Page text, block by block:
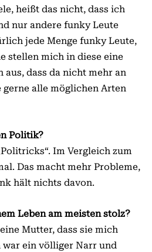
heißt das nicht, dass ich
nur andere funky Leute
jede Menge funky Leute,
stellen mich in diese eine
aus, dass da nicht mehr an
alle möglichen Arten
Politik?
Im Vergleich zum
Das macht mehr Probleme,
hält nichts davon.
Leben am meisten stolz?
Mutter, dass sie mich
war ein völliger Narr und